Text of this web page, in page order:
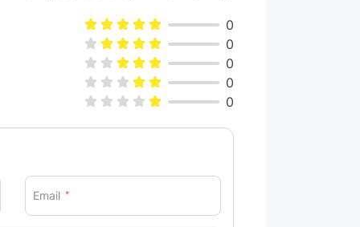
0
0
0
0
0
Email *